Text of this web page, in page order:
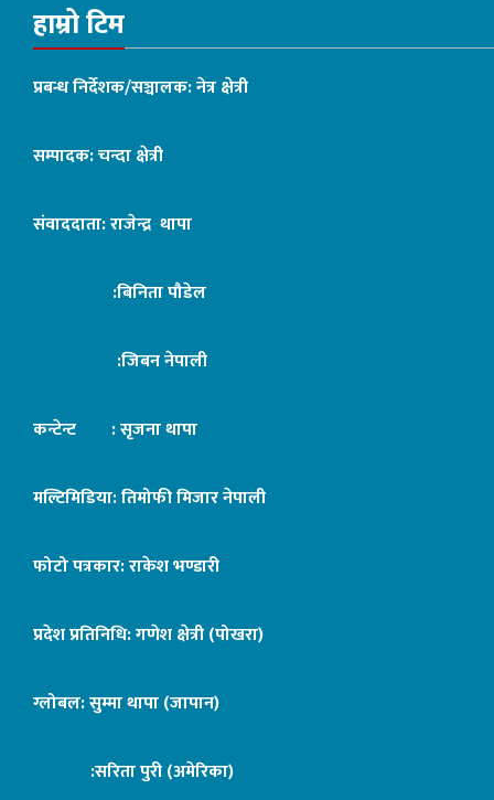
हाम्रो टिम
प्रबन्ध निर्देशक/सञ्चालक: नेत्र क्षेत्री
सम्पादक: चन्दा क्षेत्री
संवाददाता: राजेन्द्र थापा
:बिनिता पौडेल
:जिबन नेपाली
कन्टेन्ट : सृजना थापा
मल्टिमिडिया: तिमोफी मिजार नेपाली
फोटो पत्रकार: राकेश भण्डारी
प्रदेश प्रतिनिधि: गणेश क्षेत्री (पोखरा)
ग्लोबल: सुम्मा थापा (जापान)
:सरिता पुरी (अमेरिका)